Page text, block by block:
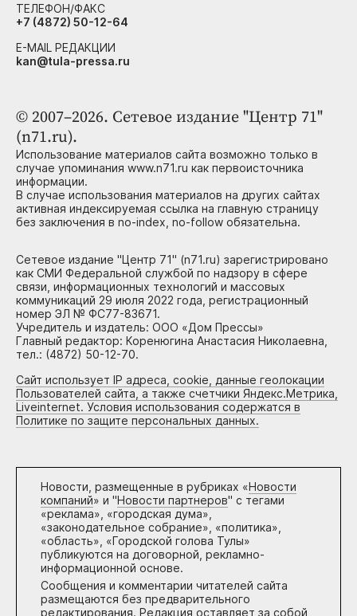
© 2007–2026. Сетевое издание "Центр 71"
(n71.ru).
Использование материалов сайта возможно только в
случае упоминания www.n71.ru как первоисточника
информации.
В случае использования материалов на других сайтах
активная индексируемая ссылка на главную страницу
без заключения в no-index, no-follow обязательна.
Сетевое издание "Центр 71" (n71.ru) зарегистрировано
как СМИ Федеральной службой по надзору в сфере
связи, информационных технологий и массовых
коммуникаций 29 июля 2022 года, регистрационный
номер ЭЛ № ФС77-83671.
Учредитель и издатель: ООО «Дом Прессы»
Главный редактор: Коренюгина Анастасия Николаевна,
тел.: (4872) 50-12-70.
Сайт использует IP адреса, cookie, данные геолокации
Пользователей сайта, а также счетчики Яндекс.Метрика,
Liveinternet. Условия использования содержатся в
Политике по защите персональных данных.
Новости, размещенные в рубриках «Новости
компаний» и "Новости партнеров" с тегами
«реклама», «городская дума»,
«законодательное собрание», «политика»,
«область», «Городской голова Тулы»
публикуются на договорной, рекламно-
информационной основе.
Сообщения и комментарии читателей сайта
размещаются без предварительного
редактирования. Редакция оставляет за собой
ТЕЛЕФОН/ФАКС
+7 (4872) 50-12-64
E-MAIL РЕДАКЦИИ
kan@tula-pressa.ru